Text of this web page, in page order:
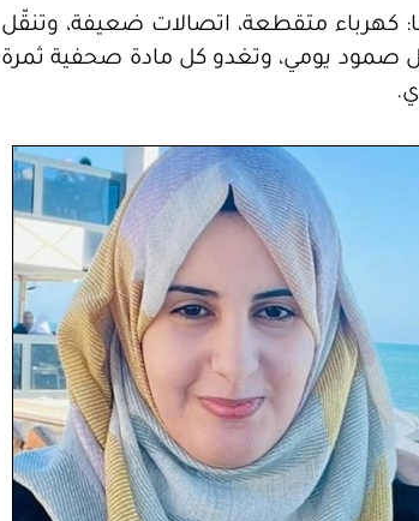
متقطعة، اتصالات ضعيفة، وتنقّل
صمود يومي، وتغدو كل مادة صحفية ثمرة